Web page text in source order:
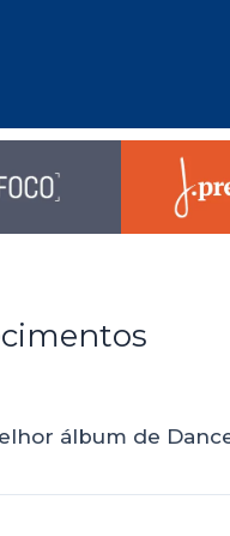
álbum de